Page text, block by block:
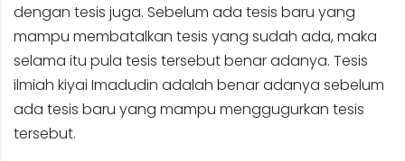
dengan tesis juga. Sebelum ada tesis baru yang
mampu membatalkan tesis yang sudah ada, maka
selama itu pula tesis tersebut benar adanya. Tesis
ilmiah kiyai Imadudin adalah benar adanya sebelum
ada tesis baru yang mampu menggugurkan tesis
tersebut.